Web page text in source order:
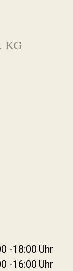
KG
-18:00 Uhr
-16:00 Uhr